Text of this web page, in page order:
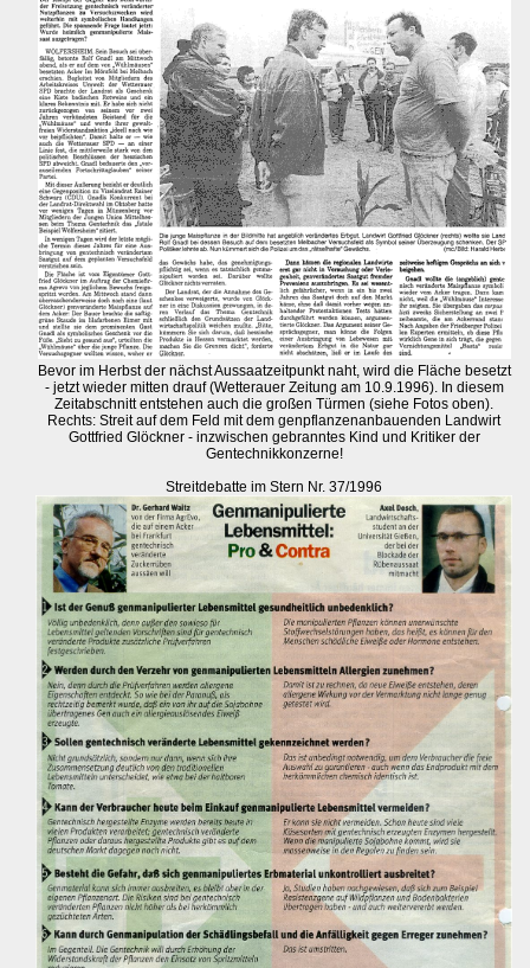
Bevor im Herbst der nächst Aussaatzeitpunkt naht, wird die Fläche besetzt
- jetzt wieder mitten drauf (Wetterauer Zeitung am 10.9.1996). In diesem
Zeitabschnitt entstehen auch die großen Türmen (siehe Fotos oben).
Rechts: Streit auf dem Feld mit dem genpflanzenanbauenden Landwirt
Gottfried Glöckner - inzwischen gebranntes Kind und Kritiker der
Gentechnikkonzerne!
Streitdebatte im Stern Nr. 37/1996